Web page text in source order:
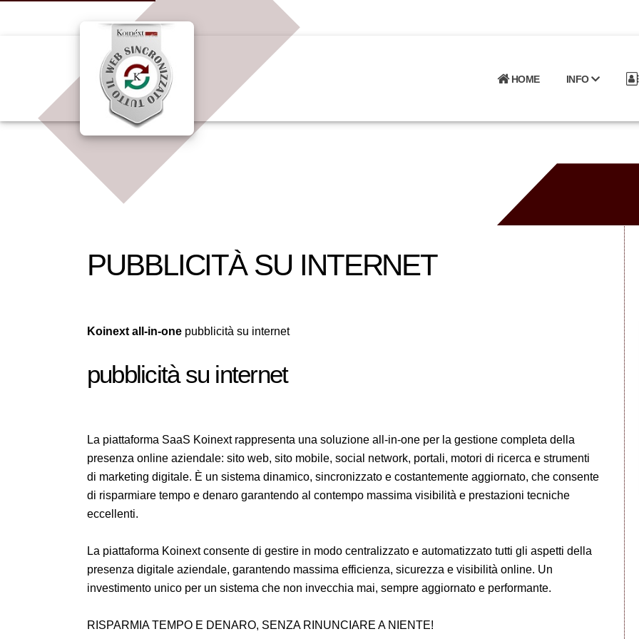
HOME INFO
PUBBLICITÀ SU INTERNET
Koinext all-in-one pubblicità su internet
pubblicità su internet
La piattaforma SaaS Koinext rappresenta una soluzione all-in-one per la gestione completa della
presenza online aziendale: sito web, sito mobile, social network, portali, motori di ricerca e strumenti
di marketing digitale. È un sistema dinamico, sincronizzato e costantemente aggiornato, che consente
di risparmiare tempo e denaro garantendo al contempo massima visibilità e prestazioni tecniche
eccellenti.
La piattaforma Koinext consente di gestire in modo centralizzato e automatizzato tutti gli aspetti della
presenza digitale aziendale, garantendo massima efficienza, sicurezza e visibilità online. Un
investimento unico per un sistema che non invecchia mai, sempre aggiornato e performante.
RISPARMIA TEMPO E DENARO, SENZA RINUNCIARE A NIENTE!